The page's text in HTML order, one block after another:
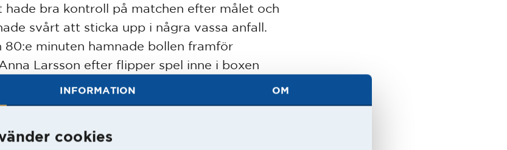
INFORMATION OM
cookies
hade bra kontroll på matchen efter målet och
svårt att sticka upp i några vassa anfall.
80:e minuten hamnade bollen framför
Larsson efter flipper spel inne i boxen
kvitterat. I samband med målet skadade
Stina Theander knäet.
i sig och i matchen sista minut kom Zara